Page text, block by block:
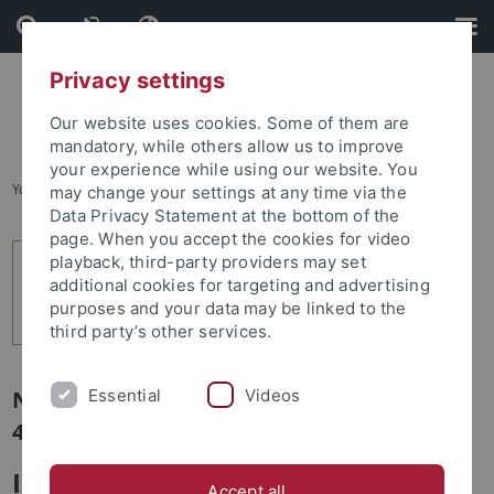
Skip
to
content
Skip
to
footer
You are here: Startseite ... 1
Newsletter Uni Tübingen aktuell Nr.
4/2011: Forschung
Interview mit Rupert
Privacy settings
Our website uses cookies. Some of them are
mandatory, while others allow us to improve
your experience while using our website. You
may change your settings at any time via the
Data Privacy Statement at the bottom of the
page. When you accept the cookies for video
playback, third-party providers may set
additional cookies for targeting and advertising
purposes and your data may be linked to the
third party’s other services.
Essential Videos